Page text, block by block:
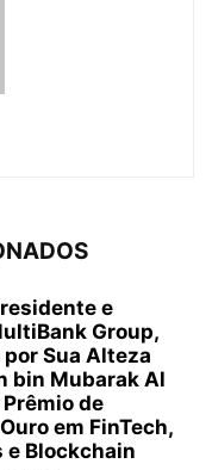
e
Group,
Sua Alteza
bin Mubarak Al
de
em FinTech,
Blockchain